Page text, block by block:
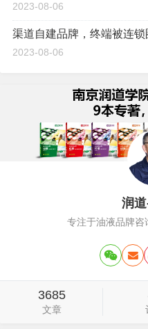
2023-08-06
渠道自建品牌，终端被连
2023-08-06
润
专注于油液品牌咨
3685
文章